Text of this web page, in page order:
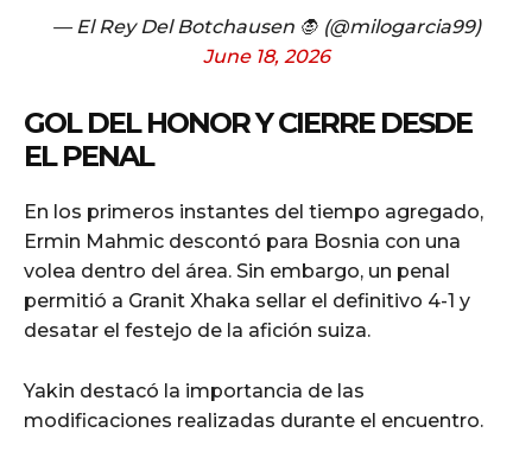
— El Rey Del Botchausen 🧛 (@milogarcia99)
June 18, 2026
GOL DEL HONOR Y CIERRE DESDE
EL PENAL
En los primeros instantes del tiempo agregado,
Ermin Mahmic descontó para Bosnia con una
volea dentro del área. Sin embargo, un penal
permitió a Granit Xhaka sellar el definitivo 4-1 y
desatar el festejo de la afición suiza.
Yakin destacó la importancia de las
modificaciones realizadas durante el encuentro.